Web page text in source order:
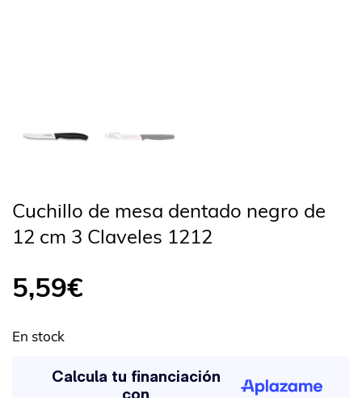
Cuchillo de mesa dentado negro de
12 cm 3 Claveles 1212
5,59€
En stock